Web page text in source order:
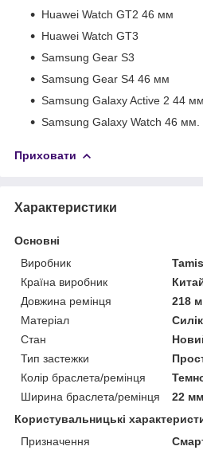
Huawei Watch GT2 46 мм
Huawei Watch GT3
Samsung Gear S3
Samsung Gear S4 46 мм
Samsung Galaxy Active 2 44 мм
Samsung Galaxy Watch 46 мм.
Приховати
Характеристики
Основні
Виробник
Країна виробник
Довжина ремінця
218
Матеріал
Стан
Тип застежки
Колір браслета/ремінця
Ширина браслета/ремінця
22 мм
Користувальницькі
Призначення